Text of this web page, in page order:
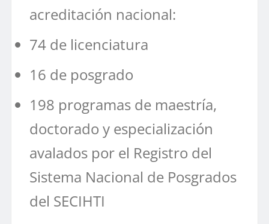
acreditación nacional:
74 de licenciatura
16 de posgrado
198 programas de maestría,
doctorado y especialización
avalados por el Registro del
Sistema Nacional de Posgrados
del SECIHTI